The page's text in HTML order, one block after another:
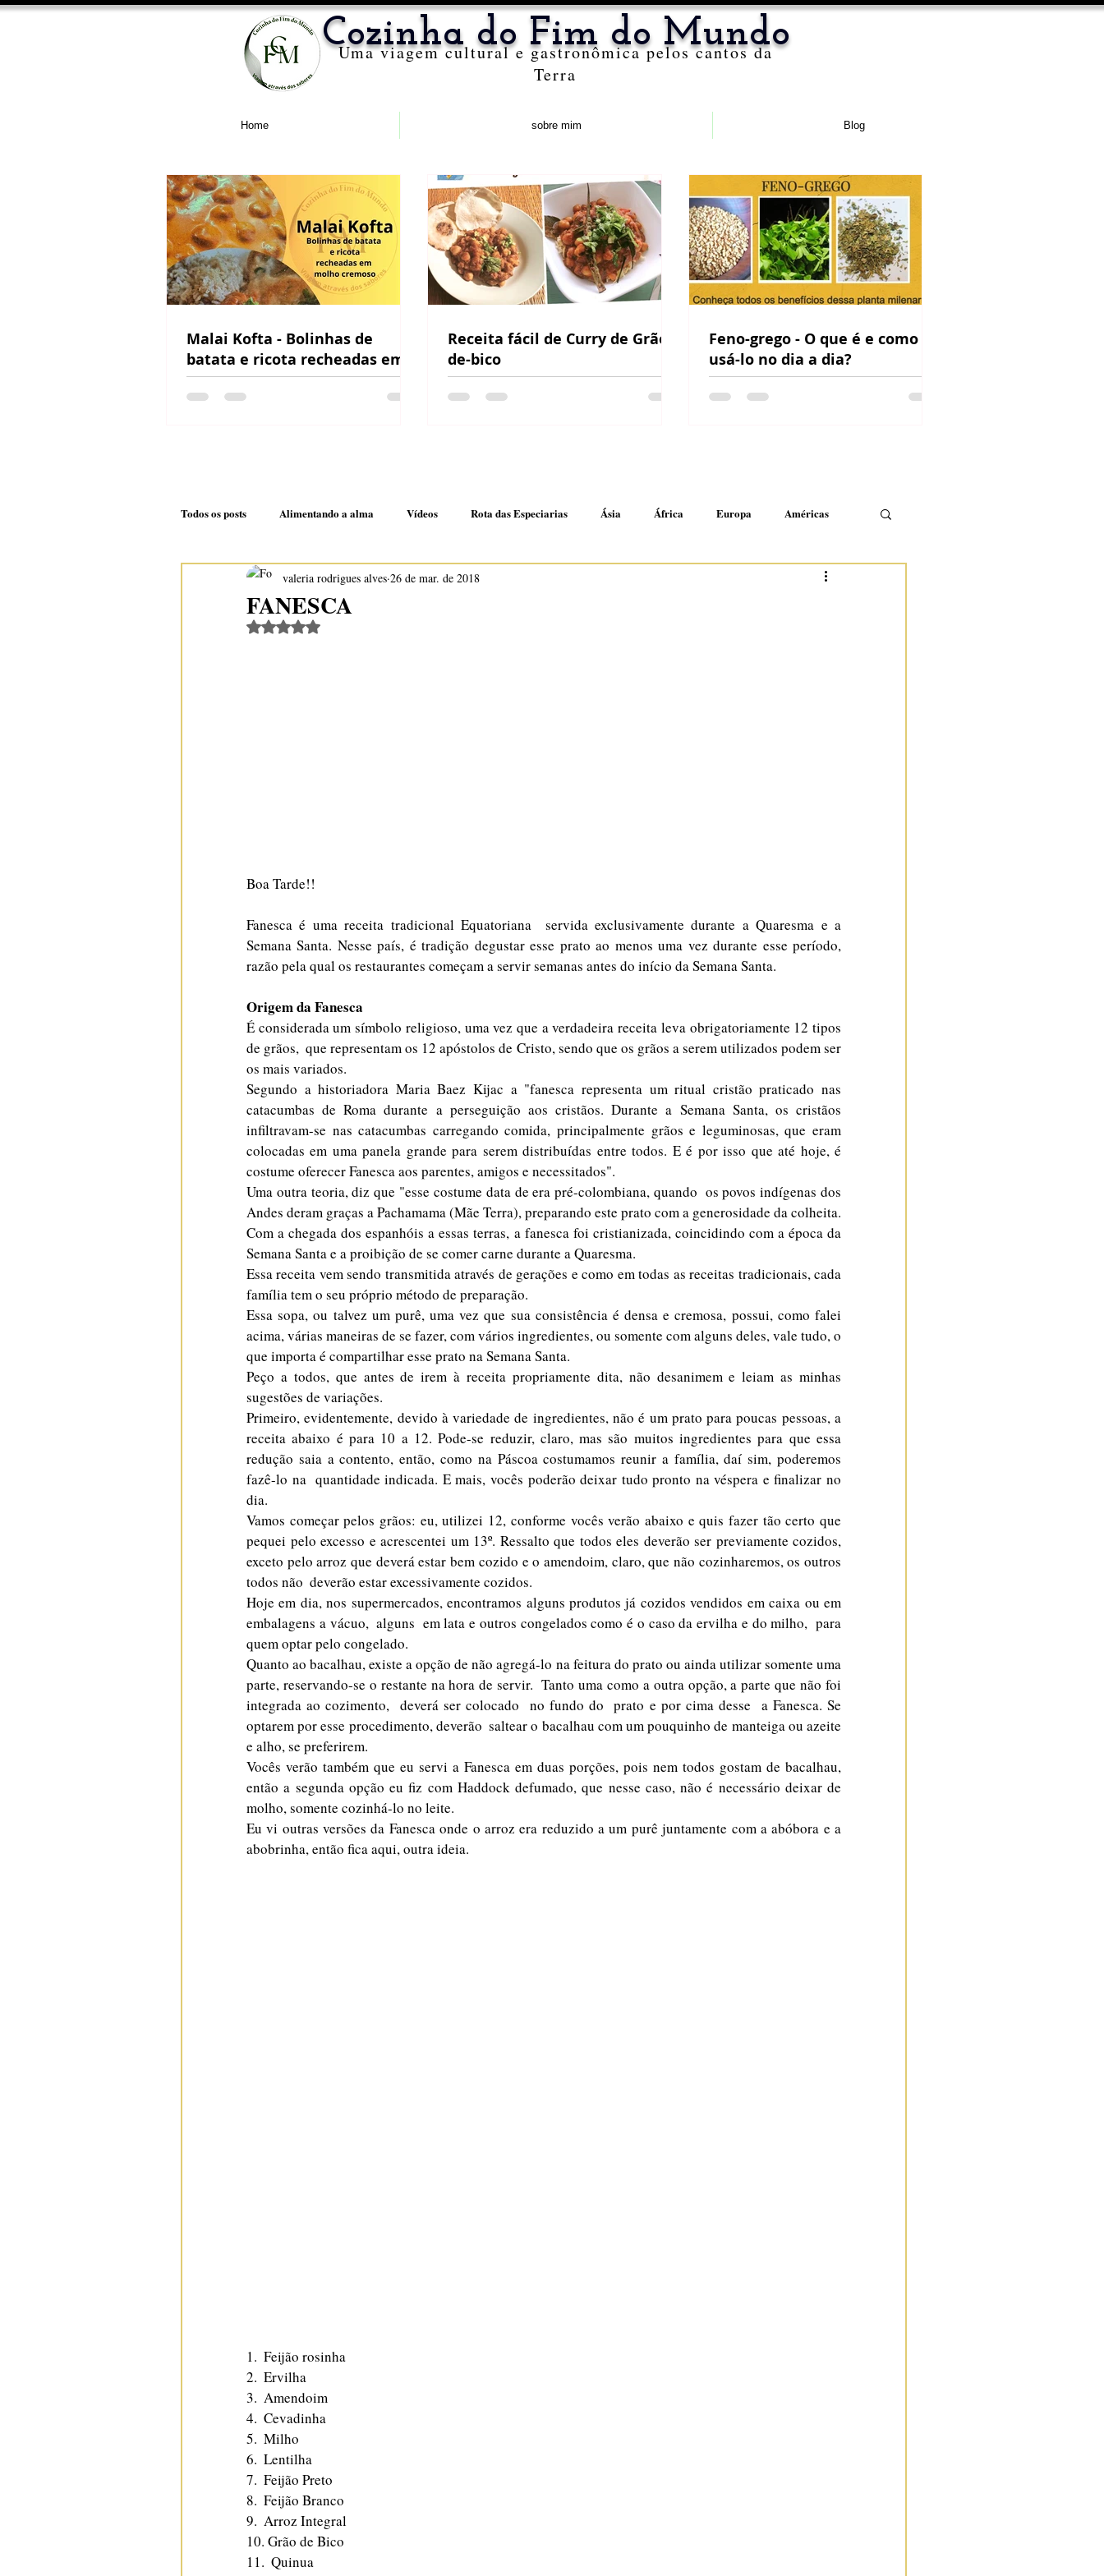
Cozinha do Fim do Mundo
Uma viagem cultural e gastronômica pelos cantos da
Terra
Home sobre mim Blog
Malai Kofta - Bolinhas de
batata e ricota recheadas em
molho cremoso de castanha de
caju
Receita fácil de Curry de Grão-
de-bico
Feno-grego - O que é e como
usá-lo no dia a dia?
Todos os posts Alimentando a alma Vídeos Rota das Especiarias Ásia África Europa Américas
Nem daqui e nem dali Doces Receitas rápidas
FANESCA
valeria rodrigues alves 26 de mar. de 2018
Avaliado com NaN de 5 estrelas.
Boa Tarde!!
Fanesca é uma receita tradicional Equatoriana  servida exclusivamente durante a Quaresma e a
Semana Santa. Nesse país, é tradição degustar esse prato ao menos uma vez durante esse período,
razão pela qual os restaurantes começam a servir semanas antes do início da Semana Santa.
Origem da Fanesca
É considerada um símbolo religioso, uma vez que a verdadeira receita leva obrigatoriamente 12 tipos
de grãos,  que representam os 12 apóstolos de Cristo, sendo que os grãos a serem utilizados podem ser
os mais variados.
Segundo a historiadora Maria Baez Kijac a "fanesca representa um ritual cristão praticado nas
catacumbas de Roma durante a perseguição aos cristãos. Durante a Semana Santa, os cristãos
infiltravam-se nas catacumbas carregando comida, principalmente grãos e leguminosas, que eram
colocadas em uma panela grande para serem distribuídas entre todos. E é por isso que até hoje, é
costume oferecer Fanesca aos parentes, amigos e necessitados".
Uma outra teoria, diz que "esse costume data de era pré-colombiana, quando  os povos indígenas dos
Andes deram graças a Pachamama (Mãe Terra), preparando este prato com a generosidade da colheita.
Com a chegada dos espanhóis a essas terras, a fanesca foi cristianizada, coincidindo com a época da
Semana Santa e a proibição de se comer carne durante a Quaresma.
Essa receita vem sendo transmitida através de gerações e como em todas as receitas tradicionais, cada
família tem o seu próprio método de preparação.
Essa sopa, ou talvez um purê, uma vez que sua consistência é densa e cremosa, possui, como falei
acima, várias maneiras de se fazer, com vários ingredientes, ou somente com alguns deles, vale tudo, o
que importa é compartilhar esse prato na Semana Santa.
Peço a todos, que antes de irem à receita propriamente dita, não desanimem e leiam as minhas
sugestões de variações.
Primeiro, evidentemente, devido à variedade de ingredientes, não é um prato para poucas pessoas, a
receita abaixo é para 10 a 12. Pode-se reduzir, claro, mas são muitos ingredientes para que essa
redução saia a contento, então, como na Páscoa costumamos reunir a família, daí sim, poderemos
fazê-lo na  quantidade indicada. E mais, vocês poderão deixar tudo pronto na véspera e finalizar no
dia.
Vamos começar pelos grãos: eu, utilizei 12, conforme vocês verão abaixo e quis fazer tão certo que
pequei pelo excesso e acrescentei um 13º. Ressalto que todos eles deverão ser previamente cozidos,
exceto pelo arroz que deverá estar bem cozido e o amendoim, claro, que não cozinharemos, os outros
todos não  deverão estar excessivamente cozidos.
Hoje em dia, nos supermercados, encontramos alguns produtos já cozidos vendidos em caixa ou em
embalagens a vácuo,  alguns  em lata e outros congelados como é o caso da ervilha e do milho,  para
quem optar pelo congelado.
Quanto ao bacalhau, existe a opção de não agregá-lo na feitura do prato ou ainda utilizar somente uma
parte, reservando-se o restante na hora de servir.  Tanto uma como a outra opção, a parte que não foi
integrada ao cozimento,  deverá ser colocado  no fundo do  prato e por cima desse  a Fanesca. Se
optarem por esse procedimento, deverão  saltear o bacalhau com um pouquinho de manteiga ou azeite
e alho, se preferirem.
Vocês verão também que eu servi a Fanesca em duas porções, pois nem todos gostam de bacalhau,
então a segunda opção eu fiz com Haddock defumado, que nesse caso, não é necessário deixar de
molho, somente cozinhá-lo no leite.
Eu vi outras versões da Fanesca onde o arroz era reduzido a um purê juntamente com a abóbora e a
abobrinha, então fica aqui, outra ideia.
1.  Feijão rosinha
2.  Ervilha
3.  Amendoim
4.  Cevadinha
5.  Milho
6.  Lentilha
7.  Feijão Preto
8.  Feijão Branco
9.  Arroz Integral
10. Grão de Bico
11.  Quinua